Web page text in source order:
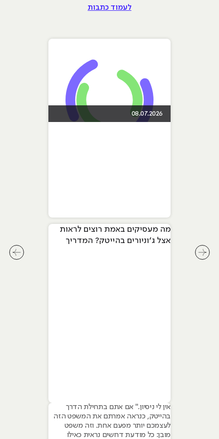
לעמוד כתבות
08.07.2026
מה מעסיקים באמת רוצים לראות
אצל ג׳וניורים בהייטק? המדריך
אין לי ניסיון." אם אתם בתחילת הדרך
בהייטק, כנראה אמרתם את המשפט הזה
לעצמכם יותר מפעם אחת. וזה משפט
מובן: כל מודעת דרושים נראית כאילו
לחץ לחץ לשיקופית קודמת בסליידר מאמרים